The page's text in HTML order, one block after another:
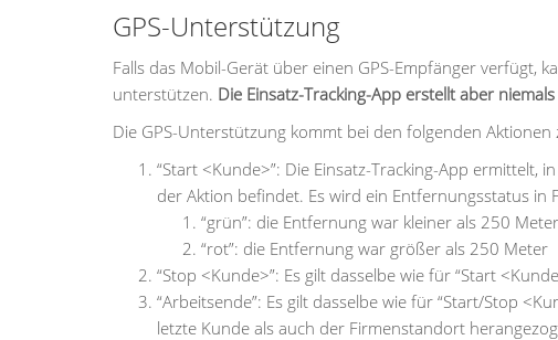
GPS-Unterstützung
Falls das Mobil-Gerät über einen GPS-Empfänger verfügt,
unterstützen. Die Einsatz-Tracking-App erstellt aber
Die GPS-Unterstützung kommt bei den folgenden Aktionen
“Start <Kunde>”: Die Einsatz-Tracking-App ermittelt,
der Aktion befindet. Es wird ein Entfernungsstatus in
“grün”: die Entfernung war kleiner als 250 Meter
“rot”: die Entfernung war größer als 250 Meter
“Stop <Kunde>”: Es gilt dasselbe wie für “Start
“Arbeitsende”: Es gilt dasselbe wie für “Start/Stop
letzte Kunde als auch der Firmenstandort